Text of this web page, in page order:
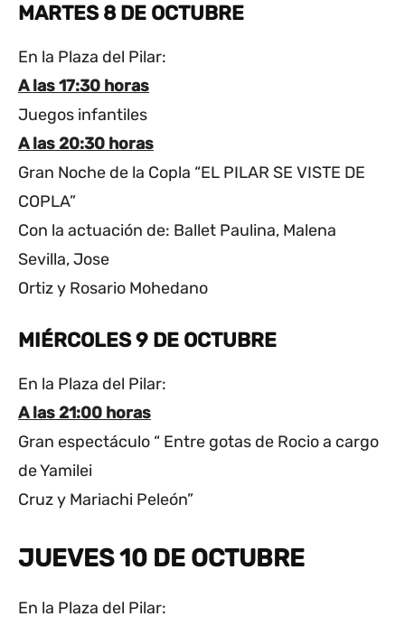
MARTES 8 DE OCTUBRE
En la Plaza del Pilar:
A las 17:30 horas
Juegos infantiles
A las 20:30 horas
Gran Noche de la Copla “EL PILAR SE VISTE DE
COPLA”
Con la actuación de: Ballet Paulina, Malena
Sevilla, Jose
Ortiz y Rosario Mohedano
MIÉRCOLES 9 DE OCTUBRE
En la Plaza del Pilar:
A las 21:00 horas
Gran espectáculo “ Entre gotas de Rocio a cargo
de Yamilei
Cruz y Mariachi Peleón”
JUEVES 10 DE OCTUBRE
En la Plaza del Pilar: